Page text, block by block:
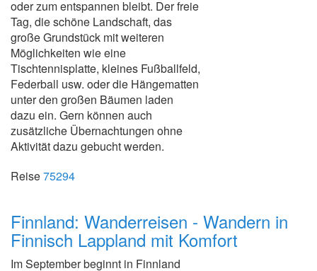
oder zum entspannen bleibt. Der freie
Tag, die schöne Landschaft, das
große Grundstück mit weiteren
Möglichkeiten wie eine
Tischtennisplatte, kleines Fußballfeld,
Federball usw. oder die Hängematten
unter den großen Bäumen laden
dazu ein. Gern können auch
zusätzliche Übernachtungen ohne
Aktivität dazu gebucht werden.
Reise75294
Finnland: Wanderreisen - Wandern in
Finnisch Lappland mit Komfort
Im September beginnt in Finnland